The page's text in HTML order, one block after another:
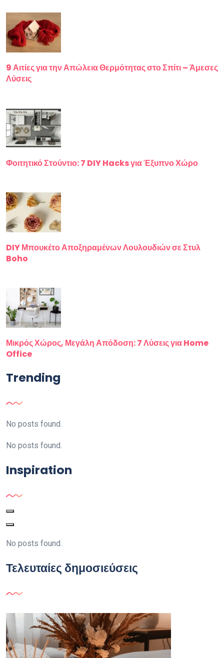
9 Αιτίες για την Απώλεια Θερμότητας στο Σπίτι – Άμεσες
Λύσεις
Φοιτητικό Στούντιο: 7 DIY Hacks για Έξυπνο Χώρο
DIY Μπουκέτο Αποξηραμένων Λουλουδιών σε Στυλ
Boho
Μικρός Χώρος, Μεγάλη Απόδοση: 7 Λύσεις για Home
Office
Trending
No posts found.
No posts found.
Inspiration
No posts found.
Τελευταίες δημοσιεύσεις